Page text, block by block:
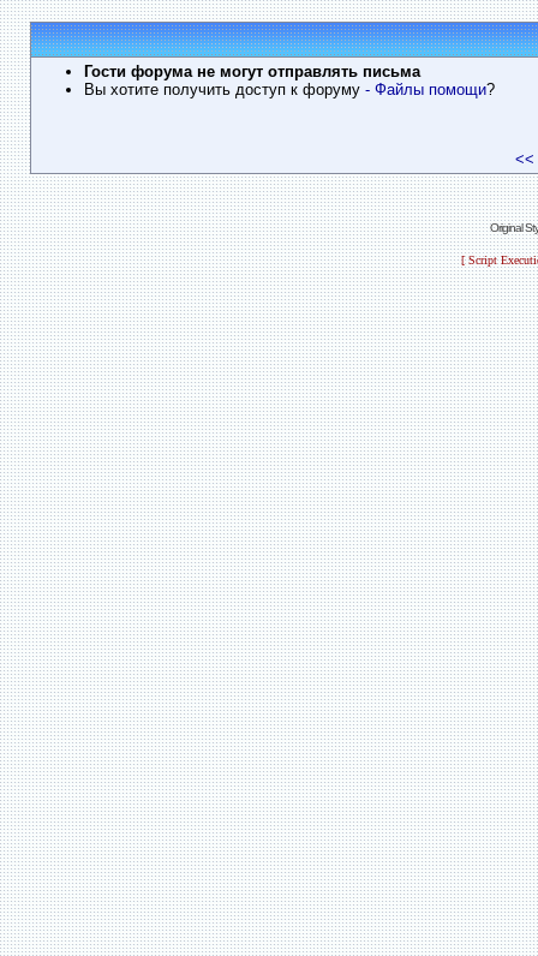
Гости форума не могут отправлять письма
Вы хотите получить доступ к форуму - Файлы помощи?
<<
Original
[ Script